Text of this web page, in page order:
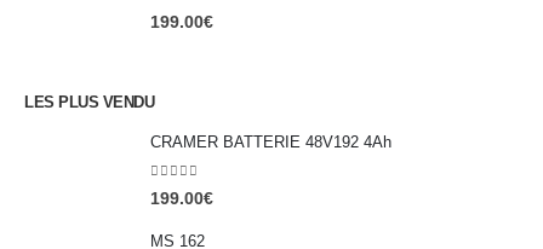
0 out of 5
199.00€
LES PLUS VENDU
CRAMER BATTERIE 48V192 4Ah
0 out of 5
199.00€
MS 162